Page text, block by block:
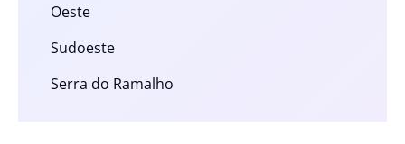
Oeste
Sudoeste
Serra do Ramalho